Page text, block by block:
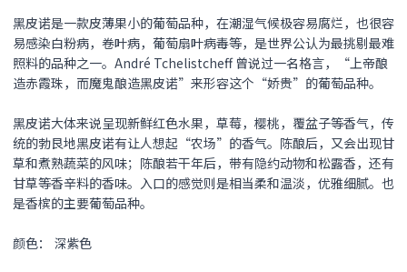
黑皮诺是一款皮薄果小的葡萄品种，在潮湿气候极容易腐烂，也很容
易感染白粉病，卷叶病，葡萄扇叶病毒等，是世界公认为最挑剔最难
照料的品种之一。André Tchelistcheff 曾说过一名格言，“上帝酿
造赤霞珠，而魔鬼酿造黑皮诺”来形容这个“娇贵”的葡萄品种。
黑皮诺大体来说呈现新鲜红色水果，草莓，樱桃，覆盆子等香气，传
统的勃艮地黑皮诺有让人想起“农场”的香气。陈酿后，又会出现甘
草和煮熟蔬菜的风味；陈酿若干年后，带有隐约动物和松露香，还有
甘草等香辛料的香味。入口的感觉则是相当柔和温淡，优雅细腻。也
是香槟的主要葡萄品种。
颜色： 深紫色